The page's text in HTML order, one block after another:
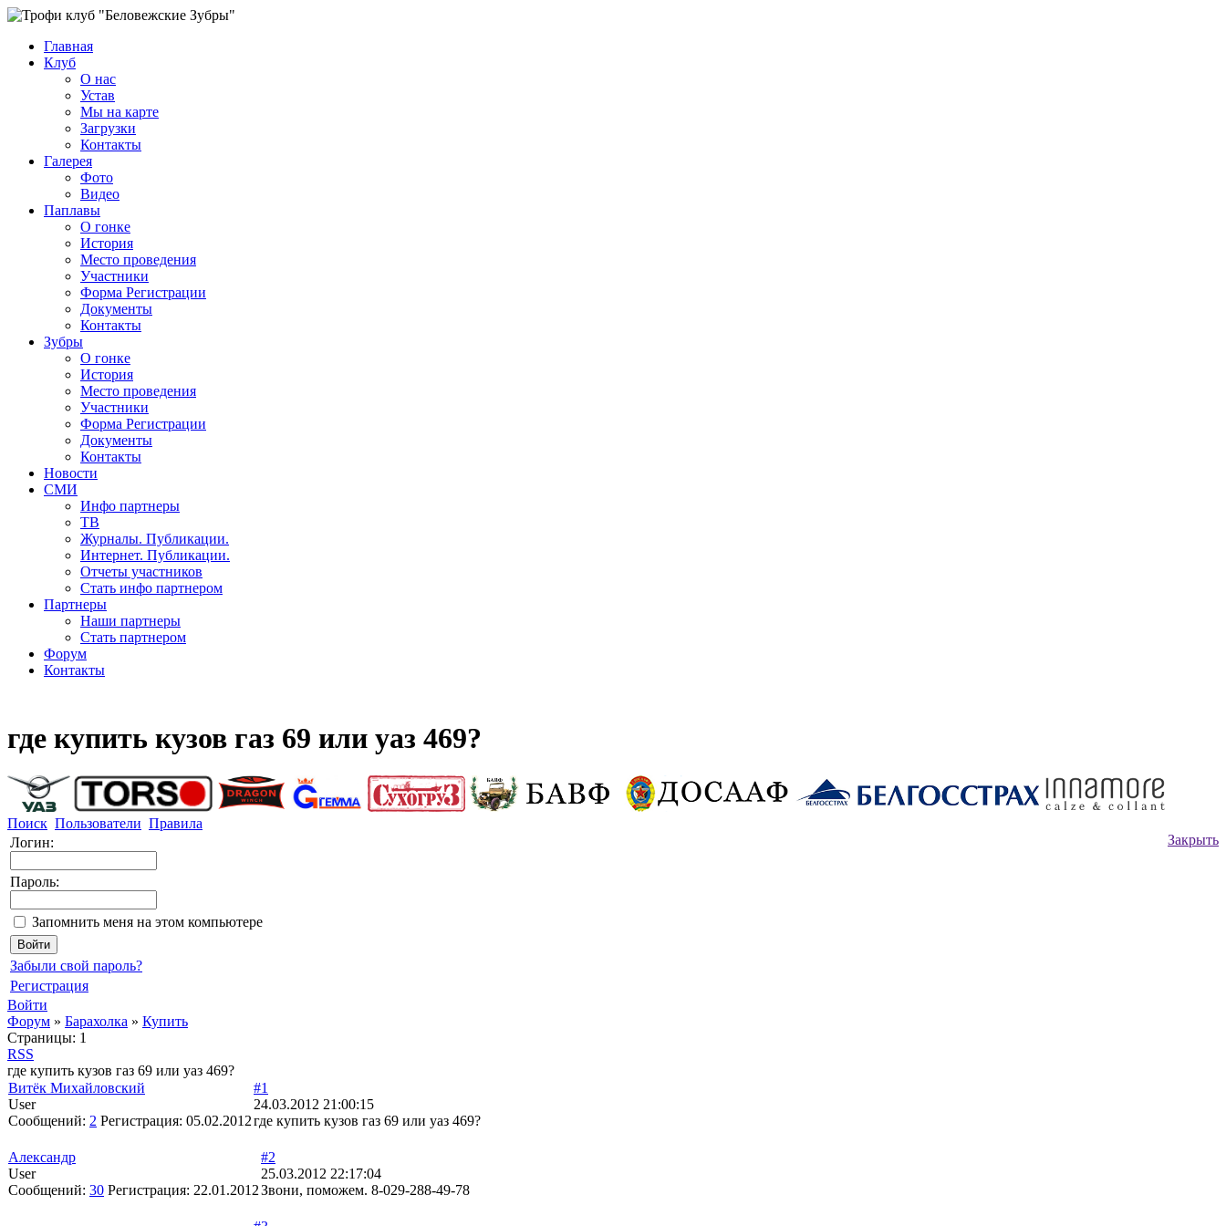
Главная
Клуб
О нас
Устав
Мы на карте
Загрузки
Контакты
Галерея
Фото
Видео
Паплавы
О гонке
История
Место проведения
Участники
Форма Регистрации
Документы
Контакты
Зубры
О гонке
История
Место проведения
Участники
Форма Регистрации
Документы
Контакты
Новости
СМИ
Инфо партнеры
ТВ
Журналы. Публикации.
Интернет. Публикации.
Отчеты участников
Стать инфо партнером
Партнеры
Наши партнеры
Стать партнером
Форум
Контакты
где купить кузов газ 69 или уаз 469?
Поиск Пользователи Правила
Закрыть
Логин:
Пароль:
Запомнить меня на этом компьютере
Забыли свой пароль?
Регистрация
Войти
Форум » Барахолка » Купить
Страницы: 1
RSS
где купить кузов газ 69 или уаз 469?
Витёк Михайловский
User
Сообщений: 2 Регистрация: 05.02.2012
#1
24.03.2012 21:00:15
где купить кузов газ 69 или уаз 469?
Александр
User
Сообщений: 30 Регистрация: 22.01.2012
#2
25.03.2012 22:17:04
Звони, поможем. 8-029-288-49-78